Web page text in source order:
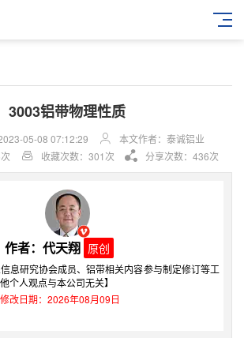
3003铝带物理性质
05-08 07:12:29
本文作者：泰诚铝业
收藏次数：301次 分享次数：436次
作者：代天翔 原创
息研究协会成员、铝带相关内容参与制定修订等工
个人观点与本公司无关】
改日期：2026年08月09日